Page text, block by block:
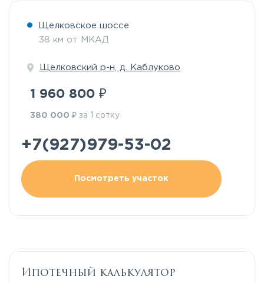
Щелковское шоссе
38 км от МКАД
Щелковский р-н, д. Каблуково
1 960 800 ₽
380 000 ₽ за 1 сотку
+7(927)979-53-02
Посмотреть участок
Ипотечный калькулятор